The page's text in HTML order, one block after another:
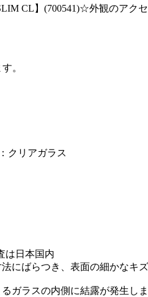
CL】(700541)☆外観のアク
。
クリアガラス
は日本国内
にばらつき、表面の細かなキ
ガラスの内側に結露が発生し